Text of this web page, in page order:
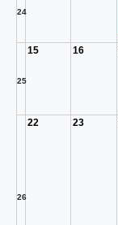
24
25
15 16
26
22 23